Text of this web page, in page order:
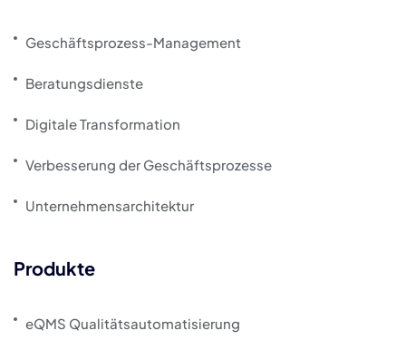
Geschäftsprozess-Management
Beratungsdienste
Digitale Transformation
Verbesserung der Geschäftsprozesse
Unternehmensarchitektur
Produkte
eQMS Qualitätsautomatisierung